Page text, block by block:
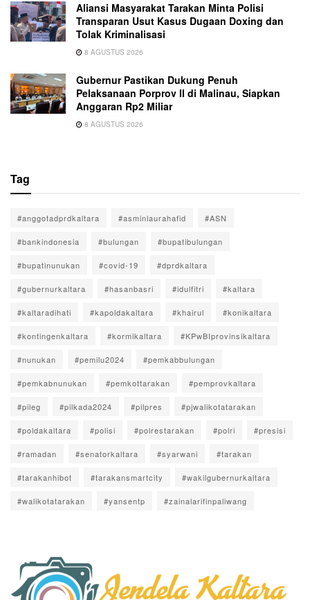
Aliansi Masyarakat Tarakan Minta Polisi
Transparan Usut Kasus Dugaan Doxing dan
Tolak Kriminalisasi
8 AGUSTUS 2026
Gubernur Pastikan Dukung Penuh
Pelaksanaan Porprov II di Malinau, Siapkan
Anggaran Rp2 Miliar
8 AGUSTUS 2026
Tag
#anggotadprdkaltara #asminlaurahafid #ASN
#bankindonesia #bulungan #bupatibulungan
#bupatinunukan #covid-19 #dprdkaltara
#gubernurkaltara #hasanbasri #idulfitri #kaltara
#kaltaradihati #kapoldakaltara #khairul #konikaltara
#kontingenkaltara #kormikaltara #KPwBIprovinsikaltara
#nunukan #pemilu2024 #pemkabbulungan
#pemkabnunukan #pemkottarakan #pemprovkaltara
#pileg #pilkada2024 #pilpres #pjwalikotatarakan
#poldakaltara #polisi #polrestarakan #polri #presisi
#ramadan #senatorkaltara #syarwani #tarakan
#tarakanhibot #tarakansmartcity #wakilgubernurkaltara
#walikotatarakan #yansentp #zainalarifinpaliwang